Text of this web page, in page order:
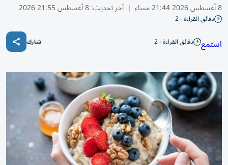
8 أغسطس 2026 21:44 مساء | آخر تحديث:8 أغسطس 21:55 2026
دقائق القراءة - 2
استمع دقائق القراءة - 2 شارك